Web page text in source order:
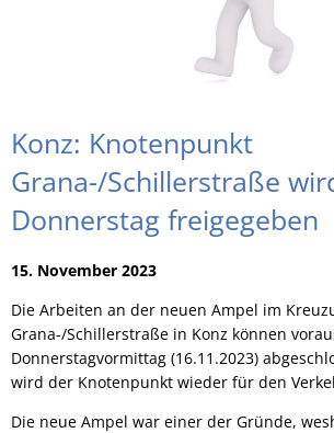
Konz: Knotenpunkt
Grana-/Schillerstraße
Donnerstag freigegeben
15. November 2023
Die Arbeiten an der neuen Ampel im
Grana-/Schillerstraße in Konz können
Donnerstagvormittag (16.11.2023)
wird der Knotenpunkt wieder für den
Die neue Ampel war einer der Gründe,